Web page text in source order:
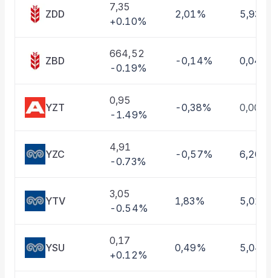
ZDD
7,35
+0.10%
2,01% 5,93%
ZBD
664,52
-0.19%
-0,14% 0,04%
YZT
0,95
-1.49%
-0,38% 0,00%
YZC
4,91
-0.73%
-0,57% 6,20%
YTV
3,05
-0.54%
1,83% 5,01%
YSU
0,17
+0.12%
0,49% 5,04%